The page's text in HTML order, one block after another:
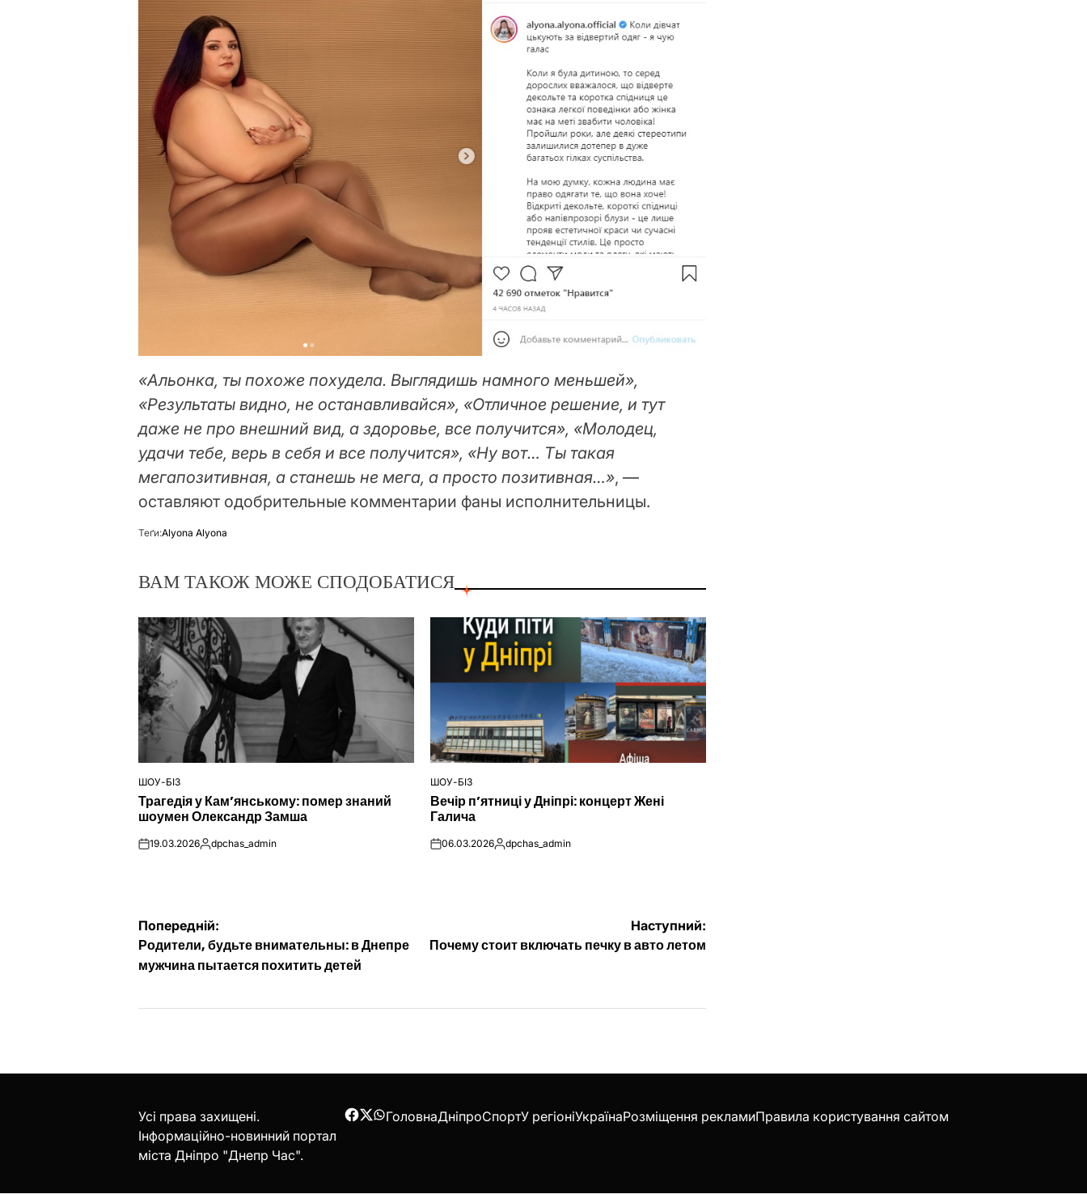
«Альонка, ты похоже похудела. Выглядишь намного меньшей»,
«Результаты видно, не останавливайся», «Отличное решение, и тут
даже не про внешний вид, а здоровье, все получится», «Молодец,
удачи тебе, верь в себя и все получится», «Ну вот… Ты такая
мегапозитивная, а станешь не мега, а просто позитивная…», —
оставляют одобрительные комментарии фаны исполнительницы.
Теґи:Alyona Alyona
ВАМ ТАКОЖ МОЖЕ СПОДОБАТИСЯ
ОПУБЛІКУВАТИ
ШОУ-БІЗ
Трагедія у Кам’янському: помер знаний
шоумен Олександр Замша
on19.03.2026Опубліковано
dpchas_admin
ОПУБЛІКУВАТИ
У
ШОУ-БІЗ
Вечір п’ятниці у Дніпрі: концерт Жені
Галича
on06.03.2026Опубліковано
dpchas_admin
Навігація
записів
Попередній:
Родители, будьте внимательны: в Днепре
мужчина пытается похитить детей
Наступний:
Почему стоит включать печку в авто летом
Усі права захищені.
Інформаційно-новинний портал
міста Дніпро "Днепр Час".
Facebook
Twitter
WhatsApp
ГоловнаДніпроСпортУ регіоніУкраїнаРозміщення рекламиПравила користування сайтом